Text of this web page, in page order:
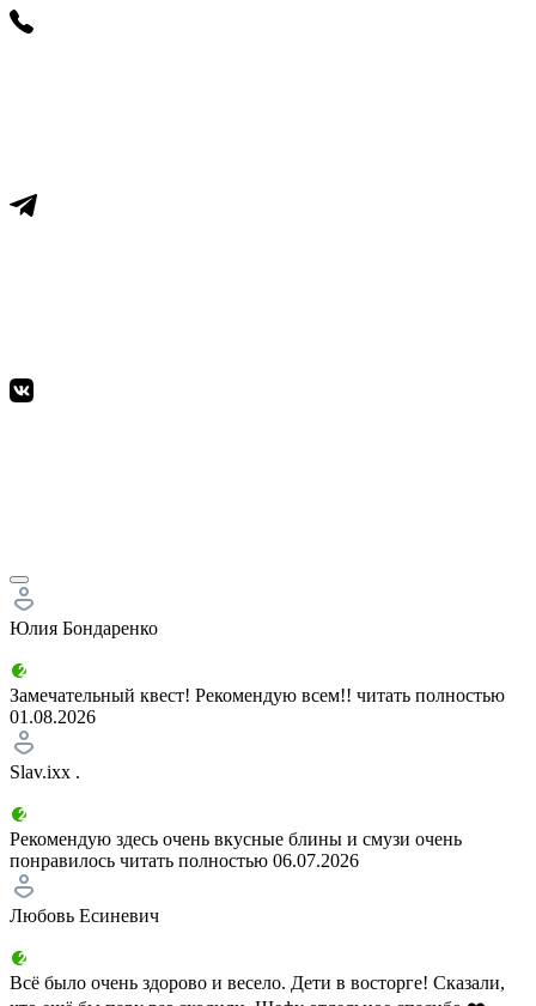
Юлия Бондаренко
Замечательный квест! Рекомендую всем!! читать полностью
01.08.2026
Slav.ixx .
Рекомендую здесь очень вкусные блины и смузи очень
понравилось читать полностью 06.07.2026
Любовь Есиневич
Всё было очень здорово и весело. Дети в восторге! Сказали,